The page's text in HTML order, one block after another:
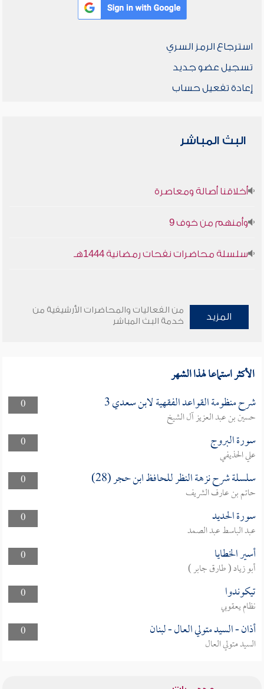
استرجاع الرمز السري
تسجيل عضو جديد
إعادة تفعيل حساب
البث المباشر
أخلاقنا أصالة ومعاصرة
وأمنهم من خوف 9
سلسلة محاضرات نفحات رمضانية 1444هـ
المزيد
من الفعاليات والمحاضرات الأرشيفية من
خدمة البث المباشر
الأكثر استماعا لهذا الشهر
0 شرح منظومة القواعد الفقهية لابن سعدي 3
حسين بن عبد العزيز آل الشيخ
0
سورة البروج
علي الحذيفي
0
سلسلة شرح نزهة النظر للحافظ ابن حجر (28)
حاتم بن عارف الشريف
0
سورة الحديد
عبد الباسط عبد الصمد
0
أسير الخطايا
أبو زياد ( طارق جابر )
0
تيكوندوا
نظام يعقوبي
0
أذان - السيد متولي العال - لبنان
السيد متولي العال